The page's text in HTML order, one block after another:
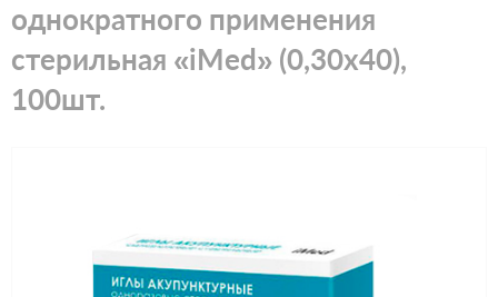
однократного применения
стерильная «iMed» (0,30х40),
100шт.